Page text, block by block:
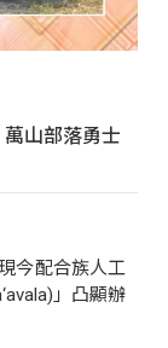
萬山部落勇士
今配合族人工
」凸顯辦